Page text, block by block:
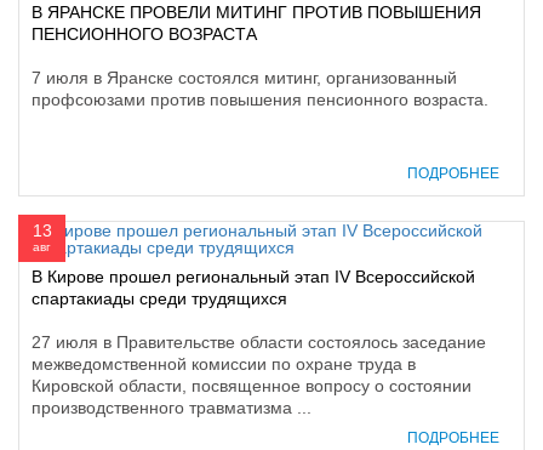
В ЯРАНСКЕ ПРОВЕЛИ МИТИНГ ПРОТИВ ПОВЫШЕНИЯ
ПЕНСИОННОГО ВОЗРАСТА
7 июля в Яранске состоялся митинг, организованный
профсоюзами против повышения пенсионного возраста.
ПОДРОБНЕЕ
13
авг
В Кирове прошел региональный этап IV Всероссийской
спартакиады среди трудящихся
27 июля в Правительстве области состоялось заседание
межведомственной комиссии по охране труда в
Кировской области, посвященное вопросу о состоянии
производственного травматизма ...
ПОДРОБНЕЕ